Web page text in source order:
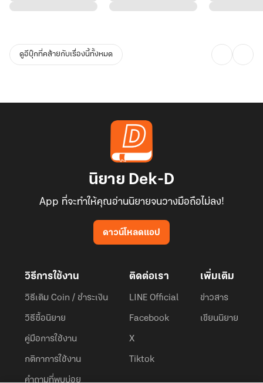
ดูอีบุ๊กที่คล้ายกับเรื่องนี้ทั้งหมด
นิยาย Dek-D
App ที่จะทำให้คุณอ่านนิยายจนวางมือถือไม่ลง!
ดาวน์โหลดแอป
วิธีการใช้งาน
วิธีเติม Coin / ชำระเงิน
วิธีซื้อนิยาย
คู่มือการใช้งาน
กติกาการใช้งาน
คำถามที่พบบ่อย
ติดต่อเรา
LINE Official
Facebook
X
Tiktok
เพิ่มเติม
ข่าวสาร
เขียนนิยาย